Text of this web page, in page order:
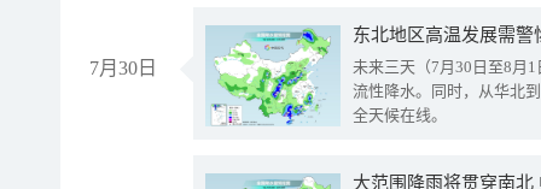
7月30日
东北地区高温发展需
未来三天（7月30日至8月
流性降水。同时，从华北
全天候在线。
大范围降雨将贯穿南